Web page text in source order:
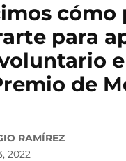
cómo
para
de
RAMÍREZ
2022